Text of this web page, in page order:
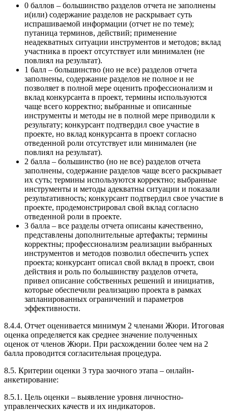
0 баллов – большинство разделов отчета не заполнены
и(или) содержание разделов не раскрывает суть
испрашиваемой информации (отчет не по теме);
путаница терминов, действий; применение
неадекватных ситуации инструментов и методов; вклад
участника в проект отсутствует или минимален (не
повлиял на результат).
1 балл – большинство (но не все) разделов отчета
заполнены, содержание разделов не полное и не
позволяет в полной мере оценить профессионализм и
вклад конкурсанта в проект, термины используются
чаще всего корректно; выбранные и описанные
инструменты и методы не в полной мере приводили к
результату; конкурсант подтвердил свое участие в
проекте, но вклад конкурсанта в проект согласно
отведенной роли отсутствует или минимален (не
повлиял на результат).
2 балла – большинство (но не все) разделов отчета
заполнены, содержание разделов чаще всего раскрывает
их суть; термины используются корректно; выбранные
инструменты и методы адекватны ситуации и показали
результативность; конкурсант подтвердил свое участие в
проекте, продемонстрировал свой вклад согласно
отведенной роли в проекте.
3 балла – все разделы отчета описаны качественно,
представлены дополнительные артефакты; термины
корректны; профессионализм реализации выбранных
инструментов и методов позволил обеспечить успех
проекта; конкурсант описал свой вклад в проект, свои
действия и роль по большинству разделов отчета,
привел описание собственных решений и инициатив,
которые обеспечили реализацию проекта в рамках
запланированных ограничений и параметров
эффективности.
8.4.4. Отчет оценивается минимум 2 членами Жюри. Итоговая
оценка определяется как среднее значение полученных
оценок от членов Жюри. При расхождении более чем на 2
балла проводится согласительная процедура.
8.5. Критерии оценки 3 тура заочного этапа – онлайн-
анкетирование:
8.5.1. Цель оценки – выявление уровня личностно-
управленческих качеств и их индикаторов.